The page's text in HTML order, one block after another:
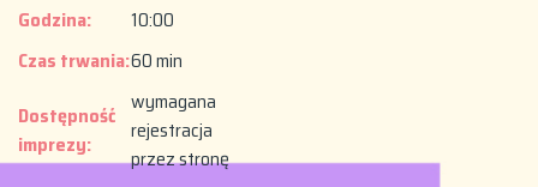
Godzina:
10:00
Czas trwania:60 min
Dostępność
imprezy:
wymagana
rejestracja
przez stronę